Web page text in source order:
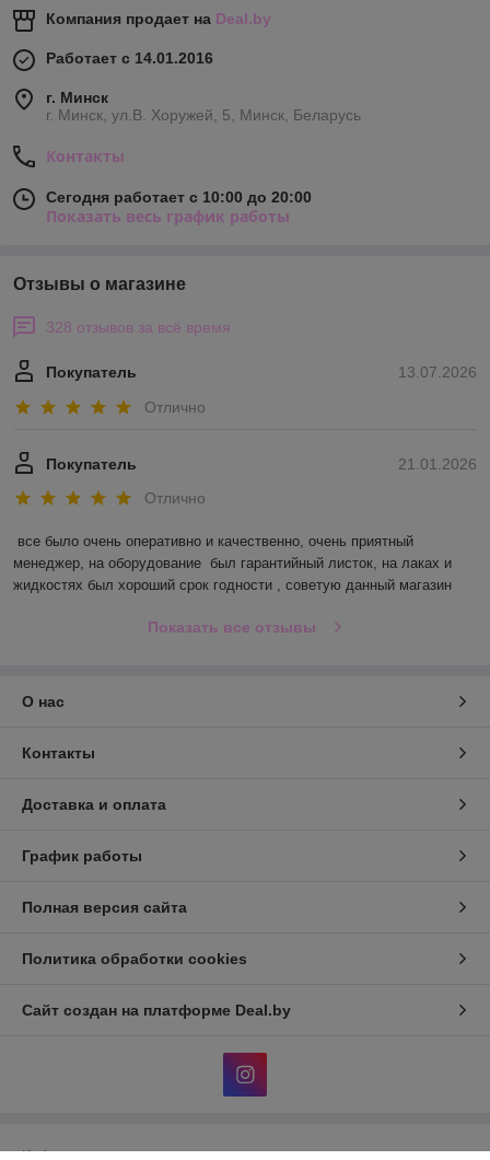
Компания продает на Deal.by
Работает с 14.01.2016
г. Минск
г. Минск, ул.В. Хоружей, 5, Минск, Беларусь
Контакты
Сегодня работает с 10:00 до 20:00
Показать весь график работы
Отзывы о магазине
328 отзывов за всё время
13.07.2026
Покупатель
Отлично
21.01.2026
Покупатель
Отлично
все было очень оперативно и качественно, очень приятный
менеджер, на оборудование  был гарантийный листок, на лаках и
жидкостях был хороший срок годности , советую данный магазин
Показать все отзывы
О нас
Контакты
Доставка и оплата
График работы
Полная версия сайта
Политика обработки cookies
Сайт создан на платформе Deal.by
Информация для покупателя